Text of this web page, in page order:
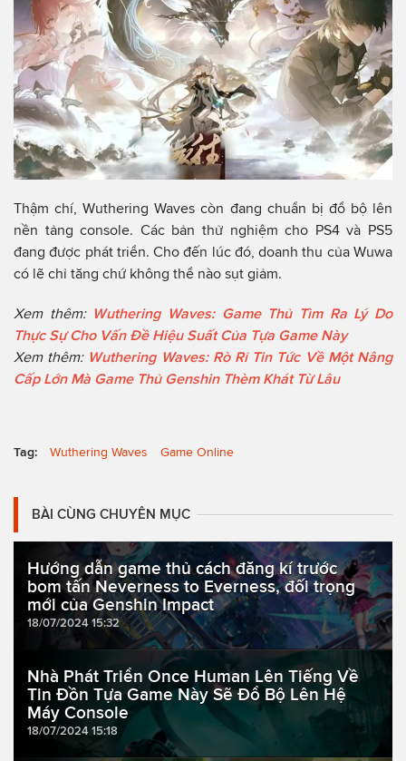
Thậm chí, Wuthering Waves còn đang chuẩn bị đổ bộ lên
nền tảng console. Các bản thử nghiệm cho PS4 và PS5
đang được phát triển. Cho đến lúc đó, doanh thu của Wuwa
có lẽ chỉ tăng chứ không thể nào sụt giảm.
Xem thêm: Wuthering Waves: Game Thủ Tìm Ra Lý Do
Thực Sự Cho Vấn Đề Hiệu Suất Của Tựa Game Này
Xem thêm: Wuthering Waves: Rò Rỉ Tin Tức Về Một Nâng
Cấp Lớn Mà Game Thủ Genshin Thèm Khát Từ Lâu
Tag: Wuthering Waves Game Online
BÀI CÙNG CHUYÊN MỤC
Hướng dẫn game thủ cách đăng kí trước
bom tấn Neverness to Everness, đối trọng
mới của Genshin Impact
18/07/2024 15:32
Nhà Phát Triển Once Human Lên Tiếng Về
Tin Đồn Tựa Game Này Sẽ Đổ Bộ Lên Hệ
Máy Console
18/07/2024 15:18